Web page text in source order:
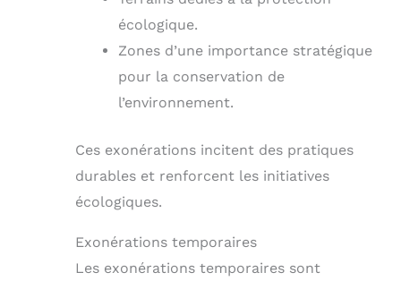
écologique.
Zones d’une importance stratégique
pour la conservation de
l’environnement.
Ces exonérations incitent des pratiques
durables et renforcent les initiatives
écologiques.
Exonérations temporaires
Les exonérations temporaires sont